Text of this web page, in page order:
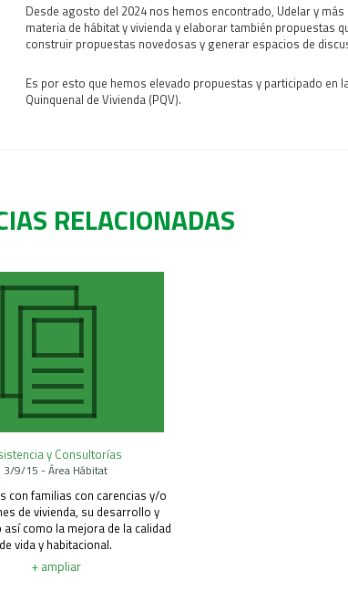
Desde agosto del 2024 nos hemos encontrado, Udelar y
materia de hábitat y vivienda y elaborar también propuestas
construir propuestas novedosas y generar espacios de
Es por esto que hemos elevado propuestas y participado en
Quinquenal de Vivienda (PQV).
RELACIONADAS
y Consultorías
3/9/15 - Área Hábitat
con familias con carencias y/o
de vivienda, su desarrollo y
así como la mejora de la calidad
de vida y habitacional.
+ ampliar